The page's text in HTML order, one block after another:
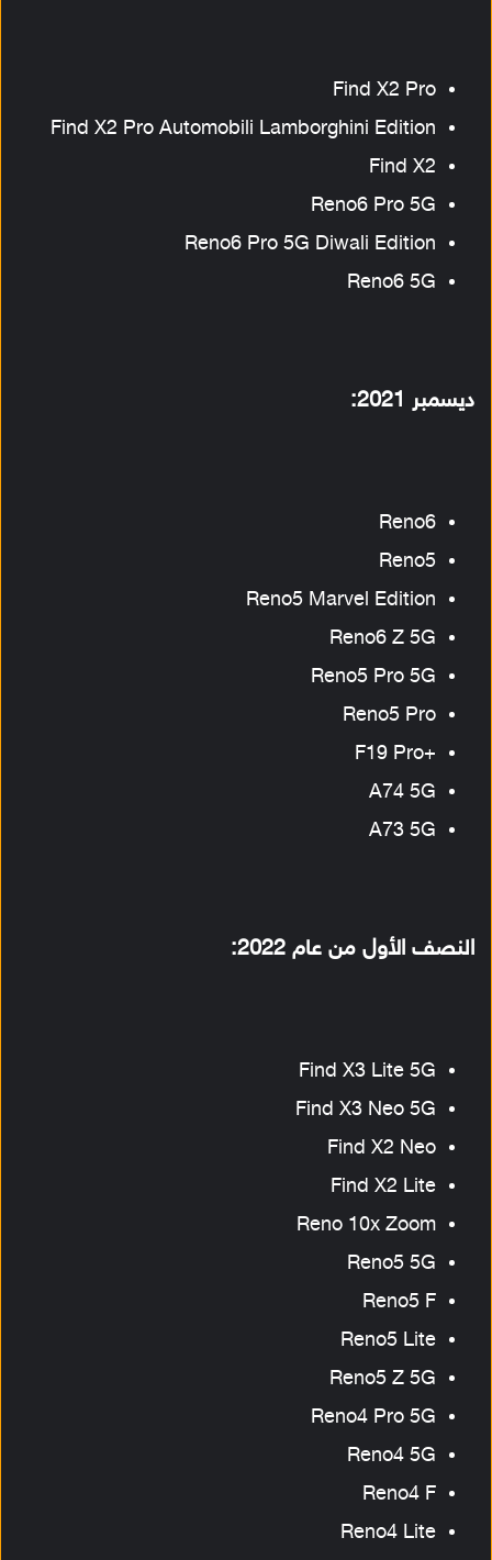
Find X2 Pro
Find X2 Pro Automobili Lamborghini Edition
Find X2
Reno6 Pro 5G
Reno6 Pro 5G Diwali Edition
Reno6 5G
ديسمبر 2021:
Reno6
Reno5
Reno5 Marvel Edition
Reno6 Z 5G
Reno5 Pro 5G
Reno5 Pro
+F19 Pro
A74 5G
A73 5G
النصف الأول من عام 2022:
Find X3 Lite 5G
Find X3 Neo 5G
Find X2 Neo
Find X2 Lite
Reno 10x Zoom
Reno5 5G
Reno5 F
Reno5 Lite
Reno5 Z 5G
Reno4 Pro 5G
Reno4 5G
Reno4 F
Reno4 Lite